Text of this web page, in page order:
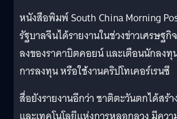
หนังสือพิมพ์ South China Morning
รัฐบาลจีนได้รายงานในช่วงข่าวเศรษฐกิ
ลงของราคาบิตคอยน์ และเตือนนักลงทุ
การลงทุน หรือใช้งานคริปโทเคอร์เรนซี
สื่อยังรายงานอีกว่า ชาติตะวันตกได้สร้